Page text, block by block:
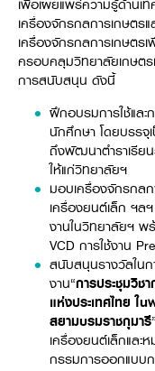
โดรนการเกษตร
สำนักงานต่างประเทศ
ศูนย์บริการในต่างประเทศ
ประเทศคู่ค้า
โฆษณาคูโบต้า
ข่าวกิจกรรมเพื่อสังคม
โครงการตามแนวพระร
การพัฒนาชุมชน และสังค
การศึกษา และเยาวชน
สิ่งแวดล้อมความปลอ
คูโบต้าร่วมมือเกษตรร่ว
โครงการเกษตรแปลง
เอกสารดาวน์โหลด
วารสารออนไลน์
เช่าซื้อ
คูโบต้า สโตร์
KAS เกษตรครบวงจร
คูโบต้าฟาร์ม
คูโบต้าแฟมิลี่
ภาษา
เพื่อเผยแพร่ความรู้ด้านเ
เครื่องจักรกลการเกษตร
เครื่องจักรกลการเกษตร
ครอบคลุมวิทยาลัยเกษตร
การสนับสนุน ดังนี้
ฝึกอบรมการใช้และ
นักศึกษา โดยบรรจุ
ถึงพัฒนาตำราเรียน
ให้แก่วิทยาลัยฯ
มอบเครื่องจักรกลก
เครื่องยนต์เล็ก ฯล
งานในวิทยาลัยฯ พ
VCD การใช้งาน
สนับสนุนรางวัลในก
งาน“การประชุมวิช
แห่งประเทศไทย ใ
สยามบรมราชกุมารี
เครื่องยนต์เล็กและ
กรรมการออกแบบ